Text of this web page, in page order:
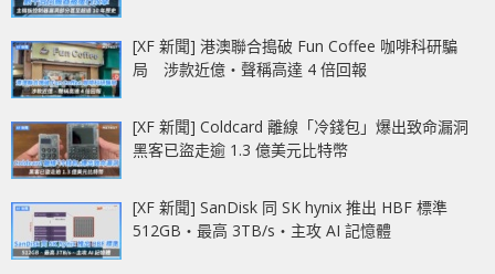
[XF 新聞] 港澳聯合搗破 Fun Coffee 咖啡科研騙
局 涉款近億‧聲稱高達 4 倍回報
[XF 新聞] Coldcard 離線「冷錢包」爆出致命漏洞
黑客已盜走逾 1.3 億美元比特幣
[XF 新聞] SanDisk 同 SK hynix 推出 HBF 標準
512GB‧最高 3TB/s‧主攻 AI 記憶體